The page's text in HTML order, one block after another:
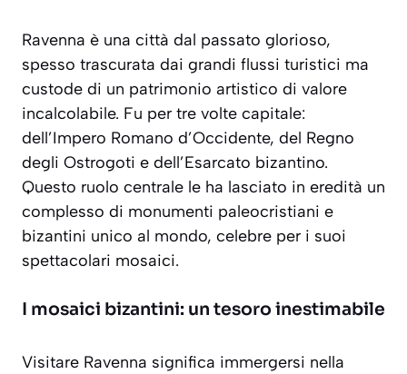
Ravenna è una città dal passato glorioso,
spesso trascurata dai grandi flussi turistici ma
custode di un patrimonio artistico di valore
incalcolabile. Fu per tre volte capitale:
dell’Impero Romano d’Occidente, del Regno
degli Ostrogoti e dell’Esarcato bizantino.
Questo ruolo centrale le ha lasciato in eredità un
complesso di monumenti paleocristiani e
bizantini unico al mondo, celebre per i suoi
spettacolari mosaici.
I mosaici bizantini: un tesoro inestimabile
Visitare Ravenna significa immergersi nella